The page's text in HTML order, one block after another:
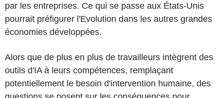
par les entreprises. Ce qui se passe aux États-Unis
pourrait préfigurer l'Evolution dans les autres grandes
économies développées.
Alors que de plus en plus de travailleurs intègrent des
outils d'IA à leurs compétences, remplaçant
potentiellement le besoin d'intervention humaine, des